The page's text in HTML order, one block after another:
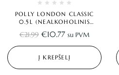
POLLY LONDON CLASSIC
0.5L (NEALKOHOLINIS
DŽINAS)
€21.99 €10.77 su PVM
Į KREPŠELĮ